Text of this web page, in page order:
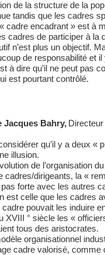
de la structure de la
tandis que les cadres
cadre encadrant » est à
cadres de participer à la
n’est plus un objectif.
de responsabilité et
à dire qu’il ne peut pas
est pourtant contrôlé.
Jacques Bahry,
qu’il y a deux «
illusion.
de l’organisation
cadres/dirigeants, la «
pas forte avec les autres
est celle que les cadres
cadre pouvait les induire
XVIII ° siècle les «
tous des aristocrates.
organisationnel
cadre valorisé, comme